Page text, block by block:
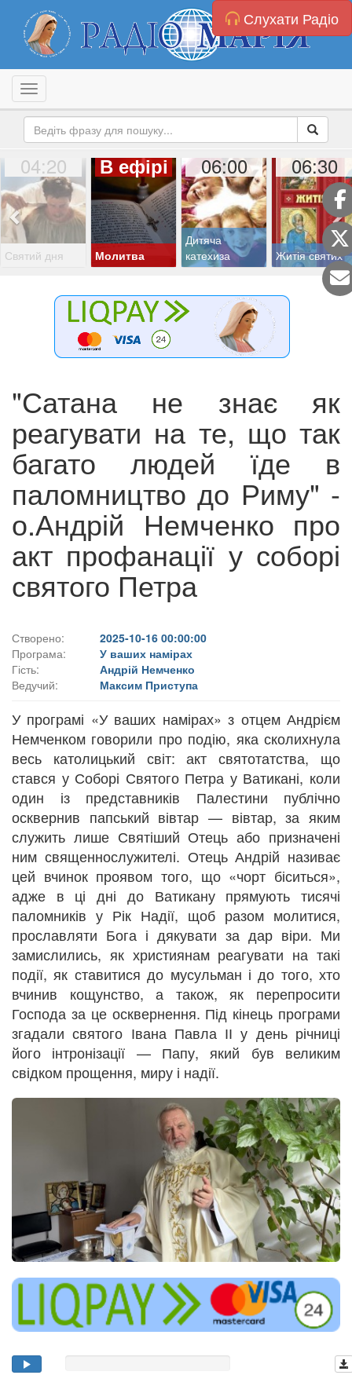
Слухати Радіо
Toggle navigation
04:20
Святий дня
В ефірі
Молитва
06:00
Дитяча
катехиза
06:30
Житія святих
"Сатана не знає як
реагувати на те, що так
багато людей їде в
паломництво до Риму" -
о.Андрій Немченко про
акт профанації у соборі
святого Петра
Створено:
2025-10-16 00:00:00
Програма:
У ваших намірах
Гість:
Андрій Немченко
Ведучий:
Максим Приступа
У програмі «У ваших намірах» з отцем Андрієм
Немченком говорили про подію, яка сколихнула
весь католицький світ: акт святотатства, що
стався у Соборі Святого Петра у Ватикані, коли
один із представників Палестини публічно
осквернив папський вівтар — вівтар, за яким
служить лише Святіший Отець або призначені
ним священнослужителі. Отець Андрій називає
цей вчинок проявом того, що «чорт біситься»,
адже в ці дні до Ватикану прямують тисячі
паломників у Рік Надії, щоб разом молитися,
прославляти Бога і дякувати за дар віри. Ми
замислились, як християнам реагувати на такі
події, як ставитися до мусульман і до того, хто
вчинив кощунство, а також, як перепросити
Господа за це осквернення. Під кінець програми
згадали святого Івана Павла ІІ у день річниці
його інтронізації — Папу, який був великим
свідком прощення, миру і надії.